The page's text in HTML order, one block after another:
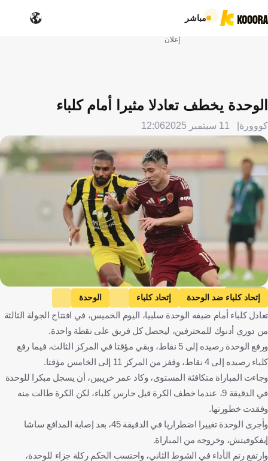
مباشر
إعلان
الوحدة يخطف تعادلا مثيرا أمام كلباء
كووورة 11 سبتمبر 2025 12:06
KOOORA
إتحاد كلباء ضد الوحدة إتحاد كلباء
الوحدة
دوري أدنوك للمحترفين
الإمارات العربية المتحدة كرة قدم
تعادل كلباء أمام ضيفه الوحدة سلبيا، اليوم الخميس، في افتتاح الجولة الثالثة
من دوري أدنوك للمحترفين، ليحصل كل فريق على نقطة واحدة.
ورفع الوحدة رصيده إلى 5 نقاط، وبقي مؤقتا في المركز الثالث، فيما رفع
كلباء رصيده إلى 4 نقاط، وقفز من المركز 11 إلى الخامس مؤقتا.
وجاءت المباراة متكافئة المستوى، وكاد عمر خريبين، أن يسجل مبكرا للوحدة
في الدقيقة 9، عندما خطف الكرة قبل حارس كلباء، لكن الكرة طالت منه
وفقدت خطورتها.
وأجرى الوحدة تغييرا اضطراريا في الدقيقة 45، بعد إصابة المدافع ساشا
إيفكوفيتش، وخروجه من المباراة.
وارتفع رتم الأداء في الشوط الثاني، واحتسب الحكم ركلة جزاء للوحدة،